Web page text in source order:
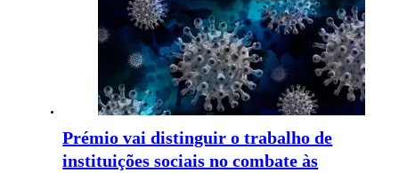
Prémio vai distinguir o trabalho de
instituições sociais no combate às